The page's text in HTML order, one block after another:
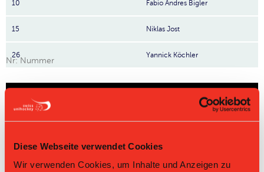
Diese Webseite verwendet Cookies
Wir verwenden Cookies, um Inhalte und Anzeigen zu
10 Fabio Andres Bigler
15 Niklas Jost
26 Yannick Köchler
Nr: Nummer
Tabelle Junioren C Regional Gruppe 5 2024/25 per
07.08.2026
L-UPL
L-UPL